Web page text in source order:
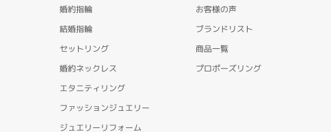
婚約指輪
結婚指輪
セットリング
婚約ネックレス
エタニティリング
ファッションジュエリー
ジュエリーリフォーム
お客様の声
ブランドリスト
商品一覧
プロポーズリング